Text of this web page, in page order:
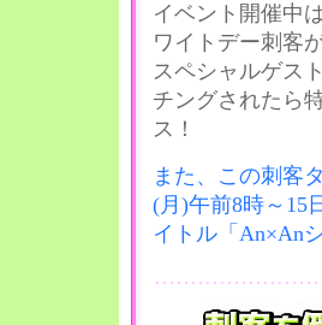
イベント開催中
ワイトデー刺客
スペシャルゲス
チングされたら
ス！
また、この刺客
(月)午前8時～15
イトル「An×An